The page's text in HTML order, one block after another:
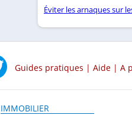
Éviter les arnaques sur
Guides pratiques | Aide | A
IMMOBILIER